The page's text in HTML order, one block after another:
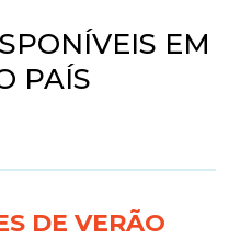
EM
PAÍS
DE VERÃO